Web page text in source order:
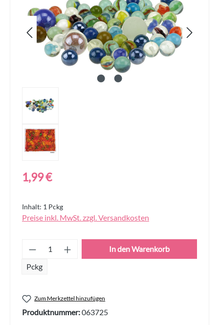
Regulärer Preis:
1,99 €
Inhalt: 1 Pckg
Preise inkl. MwSt. zzgl. Versandkosten
Produkt Anzahl: Gib den gewünschten
Pckg
In den Warenkorb
Zum Merkzettel hinzufügen
Produktnummer:063725